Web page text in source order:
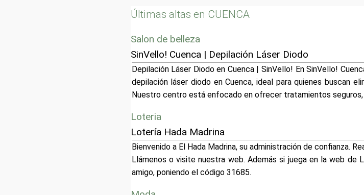
Últimas altas en CUENCA
Salon de belleza
SinVello! Cuenca | Depilación Láser Diodo
Depilación Láser Diodo en Cuenca | SinVello! En SinVello!
depilación láser diodo en Cuenca, ideal para quienes buscan
Nuestro centro está enfocado en ofrecer tratamientos
Loteria
Lotería Hada Madrina
Bienvenido a El Hada Madrina, su administración de confianza.
Llámenos o visite nuestra web. Además si juega en la web
amigo, poniendo el código 31685.